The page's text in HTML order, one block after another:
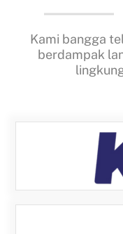
contentKami bangga
berdampak